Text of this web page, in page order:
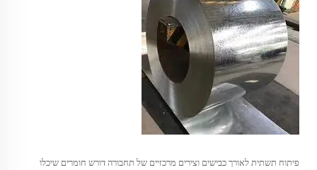
פיתוח תשתית לאורך כבישים וצירים מרכזיים של תחבורה דורש חומרים שיכלו